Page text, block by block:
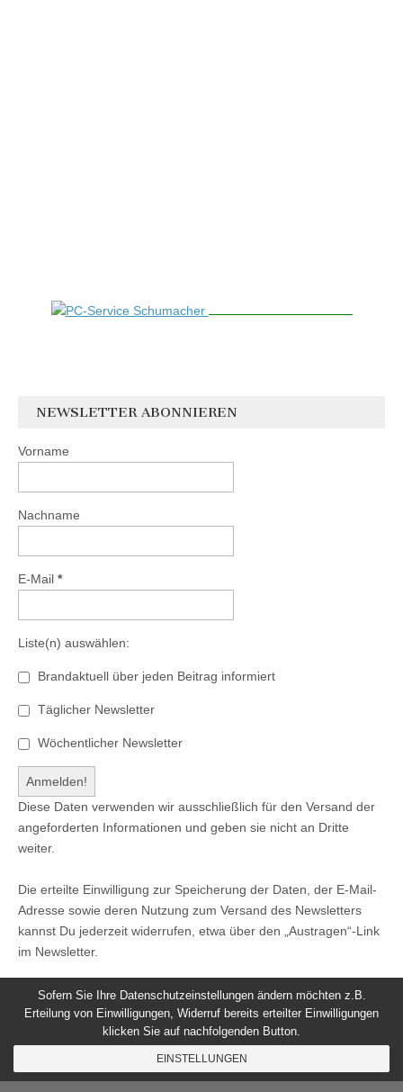
NEWSLETTER ABONNIEREN
Vorname
Nachname
E-Mail *
Liste(n) auswählen:
Brandaktuell über jeden Beitrag informiert
Täglicher Newsletter
Wöchentlicher Newsletter
Diese Daten verwenden wir ausschließlich für den Versand der
angeforderten Informationen und geben sie nicht an Dritte
weiter.
Die erteilte Einwilligung zur Speicherung der Daten, der E-Mail-
Adresse sowie deren Nutzung zum Versand des Newsletters
kannst Du jederzeit widerrufen, etwa über den „Austragen“-Link
im Newsletter.
Sofern Sie Ihre Datenschutzeinstellungen ändern möchten z.B.
Erteilung von Einwilligungen, Widerruf bereits erteilter Einwilligungen
klicken Sie auf nachfolgenden Button.
EINSTELLUNGEN